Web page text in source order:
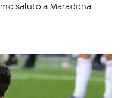
saluto a Maradona.